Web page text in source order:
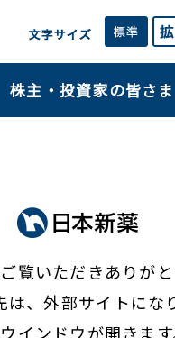
株主・投資家の皆さま
覧いただきありが
は、外部サイトにな
インドウが開きます